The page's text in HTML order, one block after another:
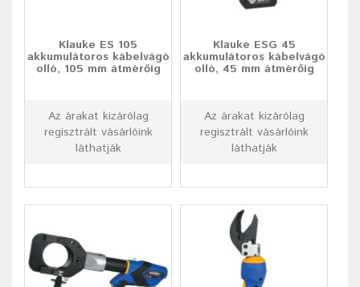
Klauke ES 105
akkumulátoros kábelvágó
olló, 105 mm átmérőig
Az árakat kizárólag
regisztrált vásárlóink
láthatják
Klauke ESG 45
akkumulátoros kábelvágó
olló, 45 mm átmérőig
Az árakat kizárólag
regisztrált vásárlóink
láthatják